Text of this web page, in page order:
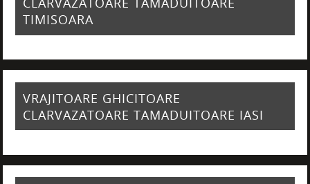
TIMISOARA
VRAJITOARE GHICITOARE
CLARVAZATOARE TAMADUITOARE IASI